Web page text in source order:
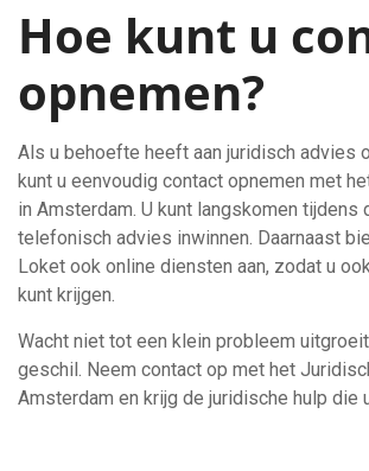
Hoe kunt u
opnemen?
Als u behoefte heeft aan juridisch advies
kunt u eenvoudig contact opnemen met
in Amsterdam. U kunt langskomen tijdens
telefonisch advies inwinnen. Daarnaast
Loket ook online diensten aan, zodat u
kunt krijgen.
Wacht niet tot een klein probleem
geschil. Neem contact op met het
Amsterdam en krijg de juridische hulp die